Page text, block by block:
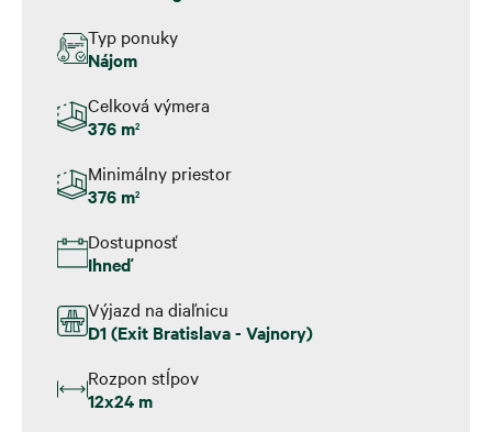
Typ ponuky
Nájom
Celková výmera
376 m2
Minimálny priestor
376 m2
Dostupnosť
Ihneď
Výjazd na diaľnicu
D1 (Exit Bratislava - Vajnory)
Rozpon stĺpov
12x24 m